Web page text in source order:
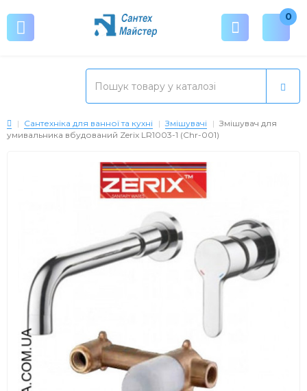
0
Сантехніка для ванної та кухні Змішувачі
Змішувач для
умивальника вбудований Zerix LR1003-1 (Chr-001)